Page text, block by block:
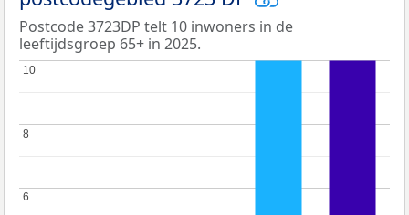
Postcode 3723DP telt 10 inwoners in de
leeftijdsgroep 65+ in 2025.
6
6
8
8
10
10